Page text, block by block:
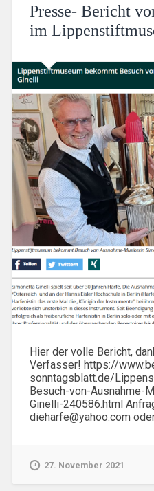
Presse- Bericht
im
Hier der volle Bericht,
Verfasser! https://
sonntagsblatt.de/
Besuch-von-Ausnahme-
Ginelli-240586.html
dieharfe@yahoo.com
27. November 2021